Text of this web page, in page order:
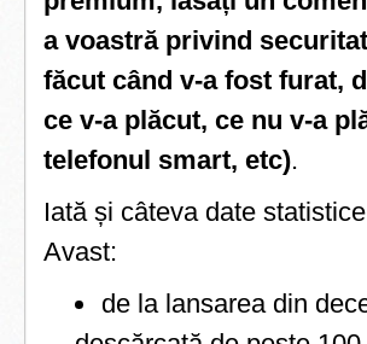
a voastră privind
făcut când v-a fost furat,
ce v-a plăcut, ce nu v-a
telefonul smart, etc).
Iată și câteva date
Avast:
de la lansarea din